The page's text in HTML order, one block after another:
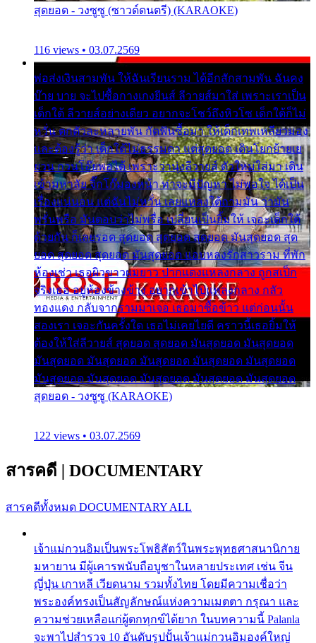
สุดยอด - วงซูซู (ซาวด์ดนตรี) (KARAOKE)
116 views • 03.07.2569
พ่อส่งเงินสามพัน ให้ฉันเรียนราม ได้อีกสักสามพัน ฉันคง
บ๊าย บาย จะไปซื้อกางเกงยีนส์ ลีวายส์มาใส่ เพราะเราเป็น
เด็กใต้ ลีวายส์อย่างเดียว อยากจะโชว์ถึงหิวโซ เด็กใต้ก็ไม่
หวั่น ตกตัวละหลายพัน กัดฟันซื้อมา ให้เด็กเทพเหลียวมอง
และต้องรู้ว่า เด็กใต้ไม่ธรรมดา แต่สุดยอด เดินโยกย้ายเย
ยวน กวนโอ๊ยพอได้ เพราะว่านุ่งลีวายส์ ตัวใหม่ใส่มา เดิน
เข้ามหาลัย จิ๊กโก๊มองหน้า ท่าจะมีปัญหา ไม่พอใจ ได้เป็น
เรื่องแน่นอน แต่ฉันไม่หวั่น เลยแหลงใต้ถามมัน ว่ามัน
พรั่นพรือ มันตอบว่าไม่พรื่อ เปลี่ยนเป็นยิ้มให้ เจอะเด็กใต้
ด้วยกัน ก็เลยรอด สุดยอด สุดยอด สุดยอด มันสุดยอด สุด
ยอด สุดยอด สุดยอด มันสุดยอด แอบหลงรักสาวราม ที่พัก
ห้องเช่า เธอผิวขาวผมยาว ปากแดงแหลงกลาง ถูกสเป็ก
จริงเธอ อยู่ห้องข้างข้าง อยากเข้าไปแหลงกลาง กลัว
ทองแดง กลับจากรามมาเจอ เธอมาซื้อข้าว แต่ก่อนนั้น
สองเรา เจอะกันครั้งใด เธอไม่เคยไยดี คราวนี้เธอยิ้มให้
ต้องให้ใส่ลีวายส์ สุดยอด สุดยอด มันสุดยอด มันสุดยอด
มันสุดยอด มันสุดยอด มันสุดยอด มันสุดยอด มันสุดยอด
มันสุดยอด มันสุดยอด มันสุดยอด มันสุดยอด มันสุดยอด
สุดยอด - วงซูซู (KARAOKE)
122 views • 03.07.2569
สารคดี | DOCUMENTARY
สารคดีทั้งหมด DOCUMENTARY ALL
เจ้าแม่กวนอิมเป็นพระโพธิสัตว์ในพระพุทธศาสนานิกาย
มหายาน มีผู้เคารพนับถือบูชาในหลายประเทศ เช่น จีน
ญี่ปุ่น เกาหลี เวียดนาม รวมทั้งไทย โดยมีความเชื่อว่า
พระองค์ทรงเป็นสัญลักษณ์แห่งความเมตตา กรุณา และ
ความช่วยเหลือแก่ผู้ตกทุกข์ได้ยาก ในบทความนี้ Palanla
จะพาไปสำรวจ 10 อันดับรูปปั้นเจ้าแม่กวนอิมองค์ใหญ่